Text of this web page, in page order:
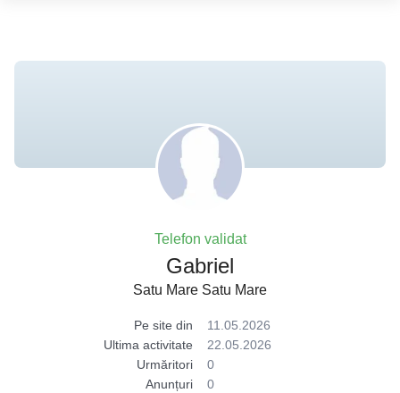
Telefon validat
Gabriel
Satu Mare Satu Mare
Pe site din
11.05.2026
Ultima activitate
22.05.2026
Urmăritori
0
Anunțuri
0